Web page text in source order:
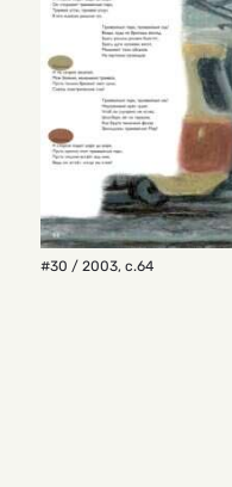
#30 / 2003, с.64